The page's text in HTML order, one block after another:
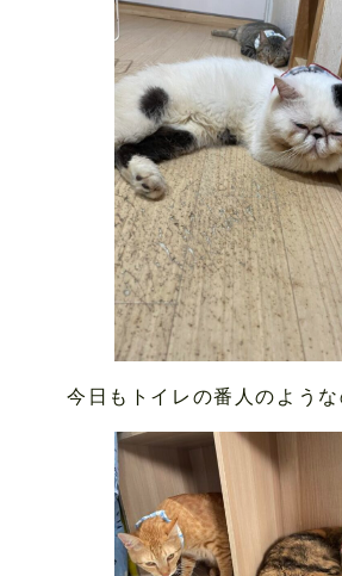
今日もトイレの番人のよう